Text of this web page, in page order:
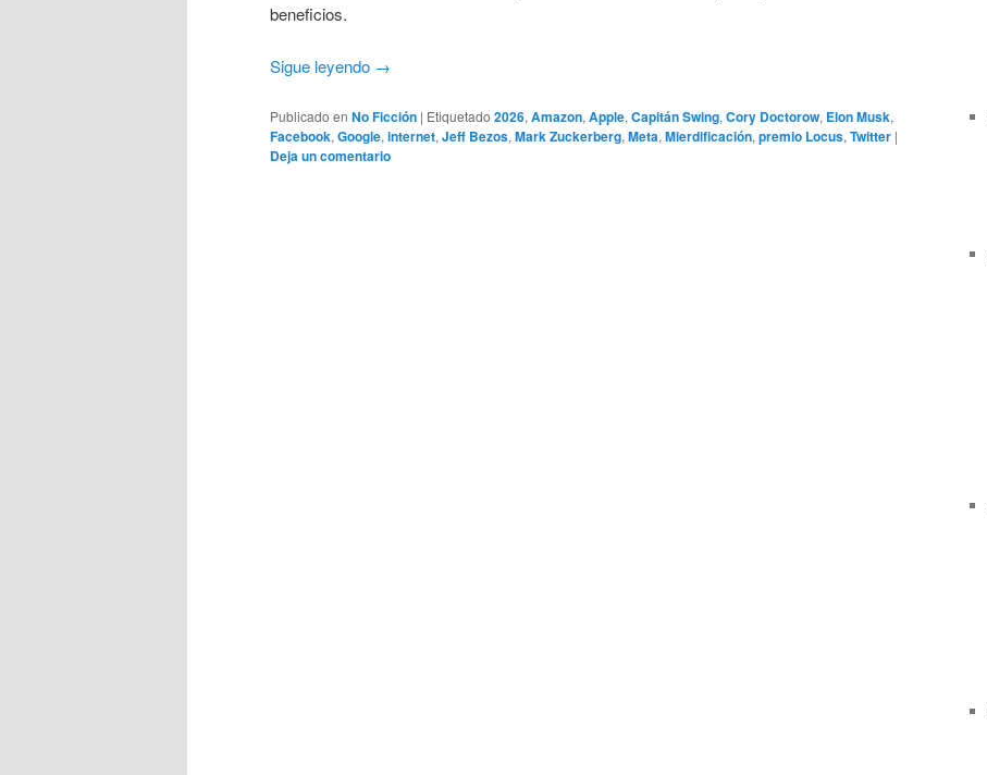
beneficios.
Sigue leyendo →
Publicado en No Ficción | Etiquetado 2026, Amazon, Apple, Capitán Swing, Cory Doctorow, Elon Musk,
Facebook, Google, internet, Jeff Bezos, Mark Zuckerberg, Meta, Mierdificación, premio Locus, Twitter |
Deja un comentario